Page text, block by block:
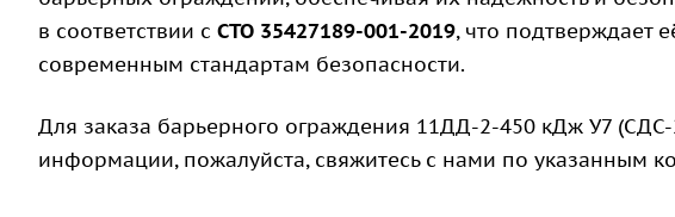
в соответствии с СТО 35427189-001-2019, что подтверждает
современным стандартам безопасности.
Для заказа барьерного ограждения 11ДД-2-450 кДж У7
информации, пожалуйста, свяжитесь с нами по указанным